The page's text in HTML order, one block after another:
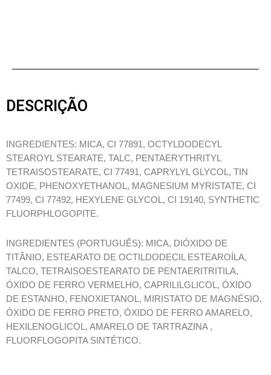
DESCRIÇÃO
INGREDIENTES: MICA, CI 77891, OCTYLDODECYL
STEAROYL STEARATE, TALC, PENTAERYTHRITYL
TETRAISOSTEARATE, CI 77491, CAPRYLYL GLYCOL, TIN
OXIDE, PHENOXYETHANOL, MAGNESIUM MYRISTATE, CI
77499, CI 77492, HEXYLENE GLYCOL, CI 19140, SYNTHETIC
FLUORPHLOGOPITE.
INGREDIENTES (PORTUGUÊS): MICA, DIÓXIDO DE
TITÂNIO, ESTEARATO DE OCTILDODECIL ESTEAROÍLA,
TALCO, TETRAISOESTEARATO DE PENTAERITRITILA,
ÓXIDO DE FERRO VERMELHO, CAPRILILGLICOL, ÓXIDO
DE ESTANHO, FENOXIETANOL, MIRISTATO DE MAGNÉSIO,
ÓXIDO DE FERRO PRETO, ÓXIDO DE FERRO AMARELO,
HEXILENOGLICOL, AMARELO DE TARTRAZINA ,
FLUORFLOGOPITA SINTÉTICO.